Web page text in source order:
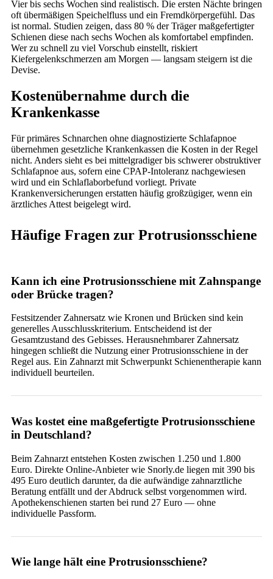
Vier bis sechs Wochen sind realistisch. Die ersten Nächte bringen
oft übermäßigen Speichelfluss und ein Fremdkörpergefühl. Das
ist normal. Studien zeigen, dass 80 % der Träger maßgefertigter
Schienen diese nach sechs Wochen als komfortabel empfinden.
Wer zu schnell zu viel Vorschub einstellt, riskiert
Kiefergelenkschmerzen am Morgen — langsam steigern ist die
Devise.
Kostenübernahme durch die
Krankenkasse
Für primäres Schnarchen ohne diagnostizierte Schlafapnoe
übernehmen gesetzliche Krankenkassen die Kosten in der Regel
nicht. Anders sieht es bei mittelgradiger bis schwerer obstruktiver
Schlafapnoe aus, sofern eine CPAP-Intoleranz nachgewiesen
wird und ein Schlaflaborbefund vorliegt. Private
Krankenversicherungen erstatten häufig großzügiger, wenn ein
ärztliches Attest beigelegt wird.
Häufige Fragen zur Protrusionsschiene
Kann ich eine Protrusionsschiene mit Zahnspange
oder Brücke tragen?
Festsitzender Zahnersatz wie Kronen und Brücken sind kein
generelles Ausschlusskriterium. Entscheidend ist der
Gesamtzustand des Gebisses. Herausnehmbarer Zahnersatz
hingegen schließt die Nutzung einer Protrusionsschiene in der
Regel aus. Ein Zahnarzt mit Schwerpunkt Schienentherapie kann
individuell beurteilen.
Was kostet eine maßgefertigte Protrusionsschiene
in Deutschland?
Beim Zahnarzt entstehen Kosten zwischen 1.250 und 1.800
Euro. Direkte Online-Anbieter wie Snorly.de liegen mit 390 bis
495 Euro deutlich darunter, da die aufwändige zahnarztliche
Beratung entfällt und der Abdruck selbst vorgenommen wird.
Apothekenschienen starten bei rund 27 Euro — ohne
individuelle Passform.
Wie lange hält eine Protrusionsschiene?